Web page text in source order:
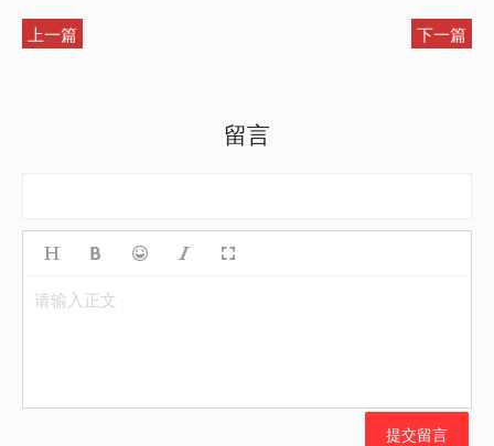
上一篇 下一篇
留言
请输入正文
提交留言